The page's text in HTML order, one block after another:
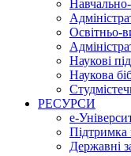
Освітньо-
Наукові
Наукова
РЕСУРСИ
е-
Підтримка
Державні